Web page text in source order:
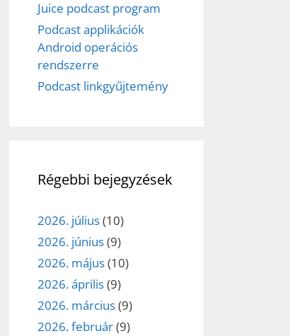
Juice podcast program
Podcast applikációk
Android operációs
rendszerre
Podcast linkgyűjtemény
Régebbi bejegyzések
2026. július(10)
2026. június(9)
2026. május(10)
2026. április(9)
2026. március(9)
2026. február(9)